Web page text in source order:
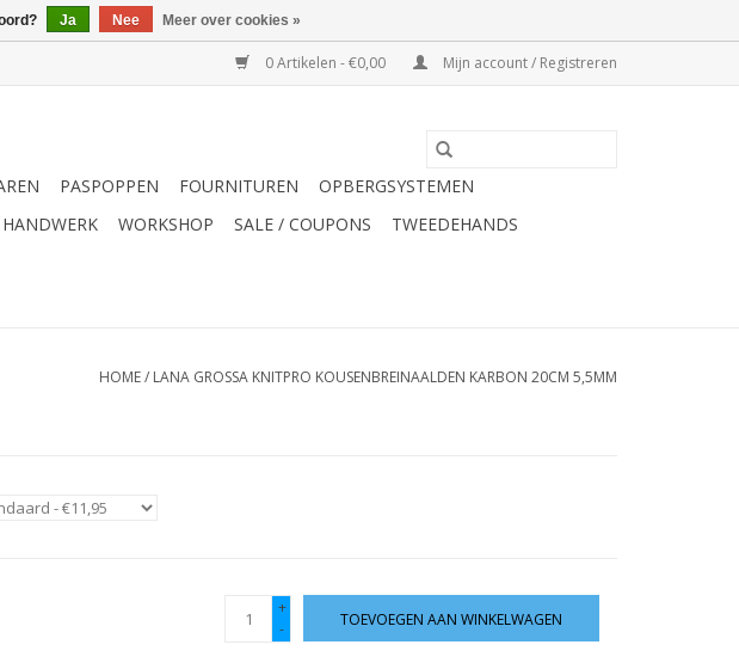
0 Artikelen - €0,00 Mijn account / Registreren
PASPOPPEN FOURNITUREN
OPBERGSYSTEMEN
HANDWERK WORKSHOP SALE / COUPONS
TWEEDEHANDS
HOME/ LANA GROSSA KNITPRO KOUSENBREINAALDEN KARBON 20CM 5,5MM
+
-
TOEVOEGEN AAN WINKELWAGEN
Ja Nee Meer over cookies »